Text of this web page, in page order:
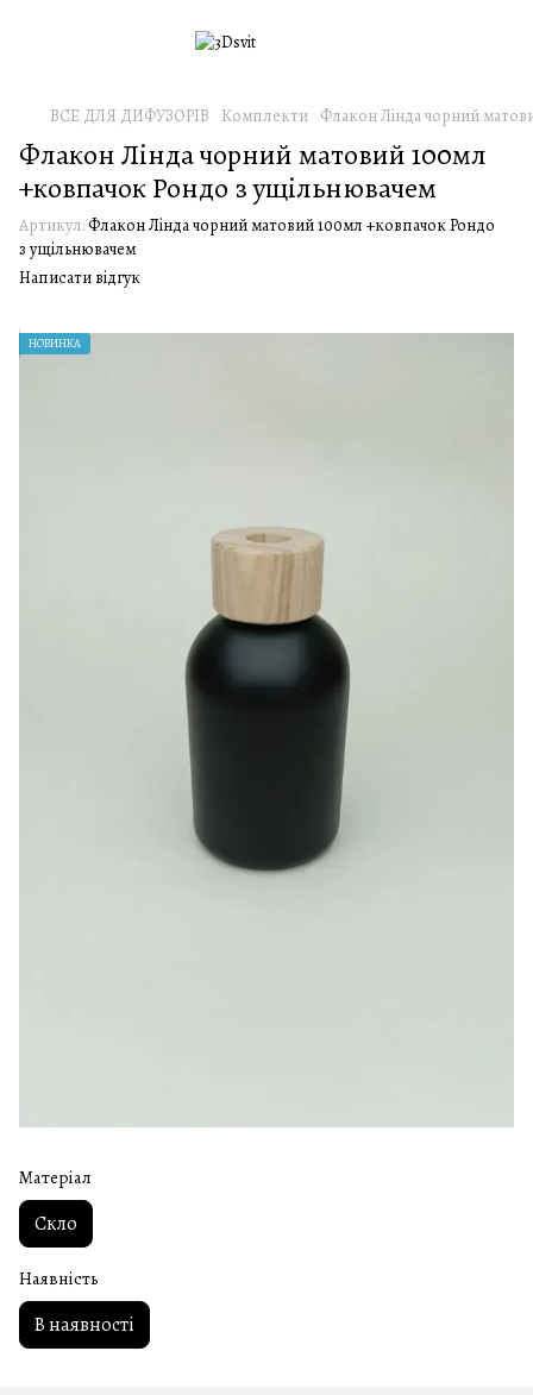
ВСЕ ДЛЯ ДИФУЗОРІВ Комплекти Флакон Лінда чорний
Флакон Лінда чорний матовий 100мл
+ковпачок Рондо з ущільнювачем
Артикул:Флакон Лінда чорний матовий 100мл +ковпачок Рондо
з ущільнювачем
Написати відгук
НОВИНКА
Матеріал
Скло
Наявність
В наявності